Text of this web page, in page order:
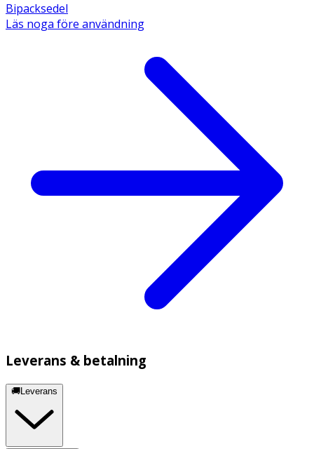
Bipacksedel
Läs noga före användning
Leverans & betalning
🚚Leverans